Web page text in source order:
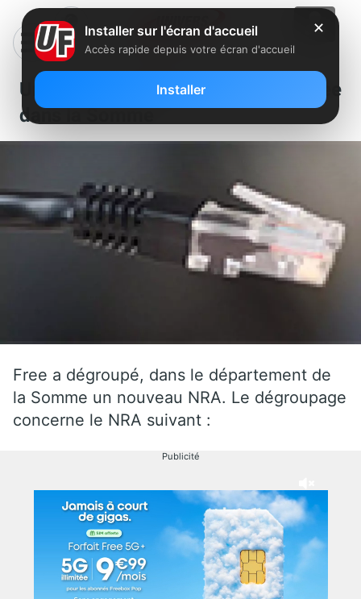
Un nouveau NRA dégroupé par Free
dans la Somme
Free a dégroupé, dans le département de
la Somme un nouveau NRA. Le dégroupage
concerne le NRA suivant :
Publicité
✕
Installer sur l'écran d'accueil
Accès rapide depuis votre écran d'accueil
Installer